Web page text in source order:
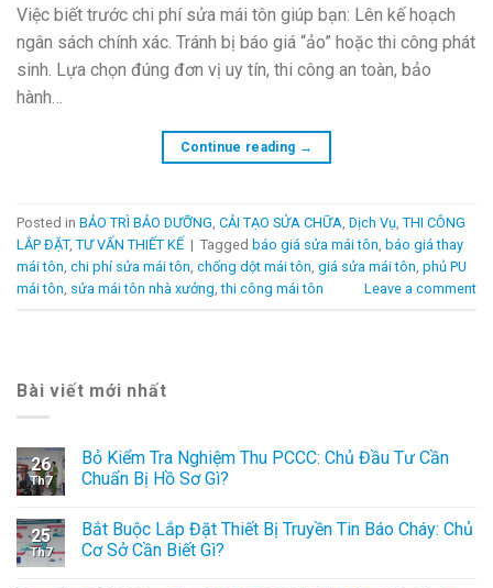
Việc biết trước chi phí sửa mái tôn giúp bạn: Lên kế hoạch
ngân sách chính xác. Tránh bị báo giá “ảo” hoặc thi công phát
sinh. Lựa chọn đúng đơn vị uy tín, thi công an toàn, bảo
hành…
Continue reading →
Posted in BẢO TRÌ BẢO DƯỠNG CẢI TẠO SỬA CHỮA Dịch Vụ THI CÔNG
LẮP ĐẶT, TƯ VẤN THIẾT KẾ | Tagged báo giá sửa mái tôn báo giá thay
mái tôn chi phí sửa mái tôn chống dột mái tôn giá sửa mái tôn phủ PU
mái tôn sửa mái tôn nhà xưởng ,thi công mái tôn Leave a comment
Bài viết mới nhất
26
Th7
Bỏ Kiểm Tra Nghiệm Thu PCCC: Chủ Đầu Tư Cần
Chuẩn Bị Hồ Sơ Gì?
25
Th7
Bắt Buộc Lắp Đặt Thiết Bị Truyền Tin Báo Cháy: Chủ
Cơ Sở Cần Biết Gì?